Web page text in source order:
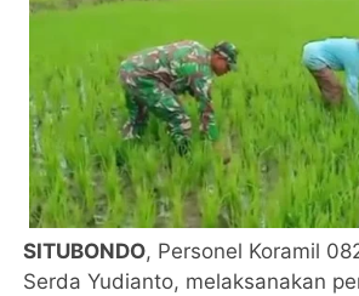
SITUBONDO, Personel Koramil
Serda Yudianto, melaksanakan